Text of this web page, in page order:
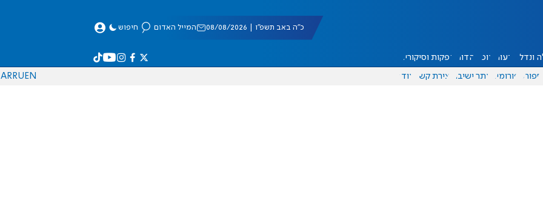
כ"ה באב תשפ"ו | 08/08/2026 המייל האדום חיפוש
ונדל"ן דעות אוכל יהדות הפקות וסיקורים
ספורט פורומים אתר ישיבה יצירת קשר עוד EN
RU
AR